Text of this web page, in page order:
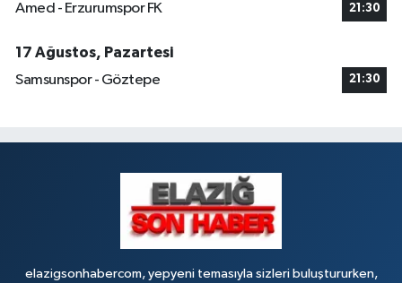
Amed - Erzurumspor FK 21:30
17 Ağustos, Pazartesi
Samsunspor - Göztepe
21:30
elazigsonhabercom, yepyeni temasıyla sizleri buluştururken,